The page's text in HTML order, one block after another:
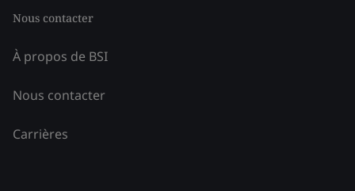
Nous contacter
À propos de BSI
Nous contacter
Carrières